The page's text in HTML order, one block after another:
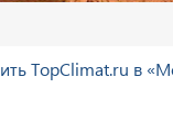
TopClimat.ru в